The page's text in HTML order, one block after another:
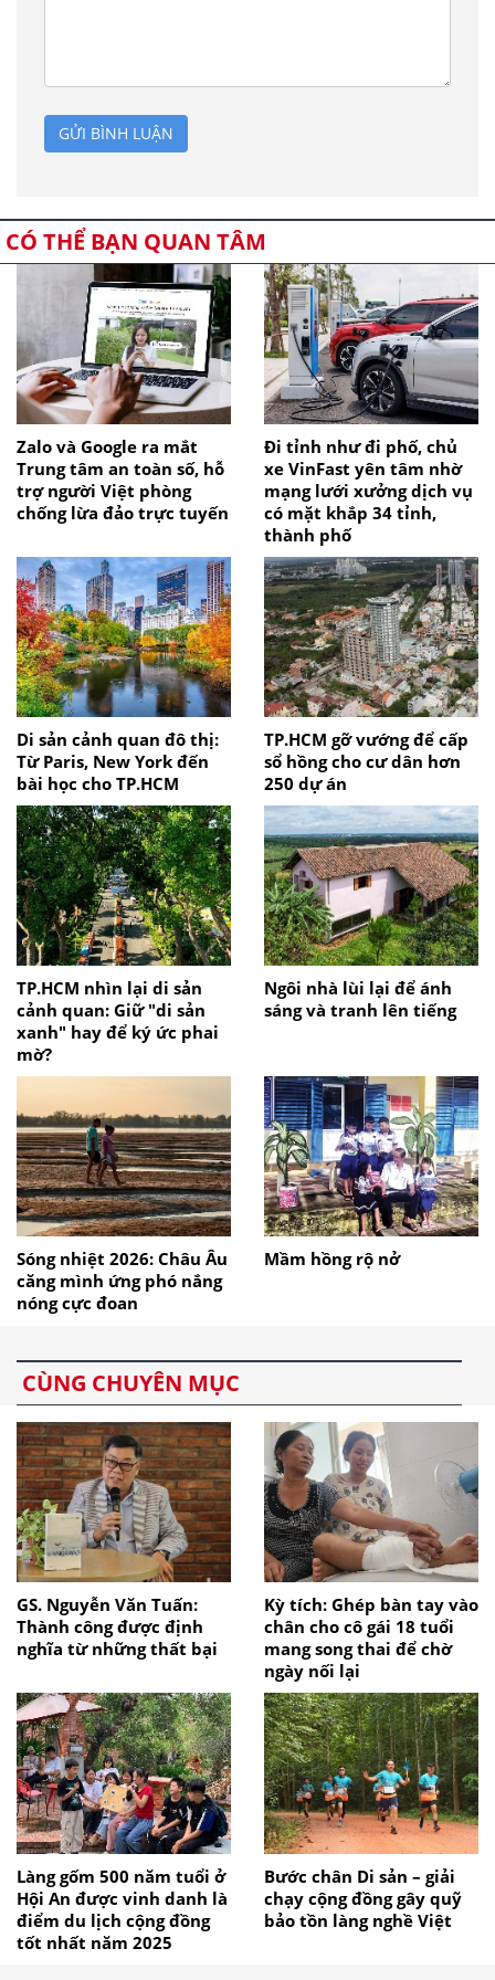
GỬI BÌNH LUẬN
CÓ THỂ BẠN QUAN TÂM
Zalo và Google ra mắt
Trung tâm an toàn số, hỗ
trợ người Việt phòng
chống lừa đảo trực tuyến
Đi tỉnh như đi phố, chủ
xe VinFast yên tâm nhờ
mạng lưới xưởng dịch vụ
có mặt khắp 34 tỉnh,
thành phố
Di sản cảnh quan đô thị:
Từ Paris, New York đến
bài học cho TP.HCM
TP.HCM gỡ vướng để cấp
sổ hồng cho cư dân hơn
250 dự án
TP.HCM nhìn lại di sản
cảnh quan: Giữ "di sản
xanh" hay để ký ức phai
mờ?
Ngôi nhà lùi lại để ánh
sáng và tranh lên tiếng
Sóng nhiệt 2026: Châu Âu
căng mình ứng phó nắng
nóng cực đoan
Mầm hồng rộ nở
CÙNG CHUYÊN MỤC
GS. Nguyễn Văn Tuấn:
Thành công được định
nghĩa từ những thất bại
Kỳ tích: Ghép bàn tay vào
chân cho cô gái 18 tuổi
mang song thai để chờ
ngày nối lại
Làng gốm 500 năm tuổi ở
Hội An được vinh danh là
điểm du lịch cộng đồng
tốt nhất năm 2025
Bước chân Di sản – giải
chạy cộng đồng gây quỹ
bảo tồn làng nghề Việt